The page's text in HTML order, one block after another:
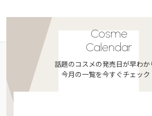
Cosme
Calendar
話題のコスメの発売日が早わか
今月の一覧を今すぐチェック